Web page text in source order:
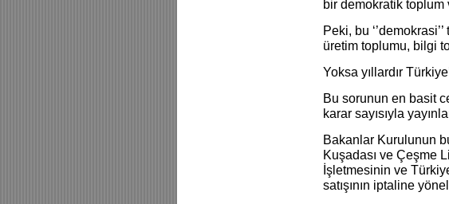
bir demokratik
Peki, bu
üretim toplumu, bilgi
Yoksa yıllardır
Bu sorunun en basit
karar sayısıyla
Bakanlar Kurulunun
Kuşadası ve Çeşme
İşletmesinin ve
satışının iptaline